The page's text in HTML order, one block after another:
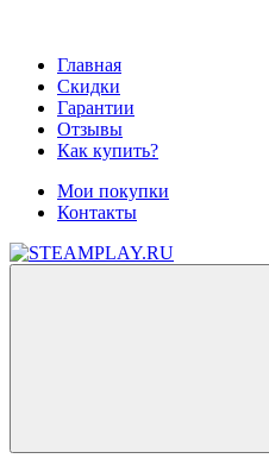
Главная
Скидки
Гарантии
Отзывы
Как купить?
Мои покупки
Контакты